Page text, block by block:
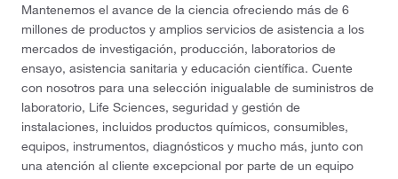
Mantenemos el avance de la ciencia ofreciendo más de 6
millones de productos y amplios servicios de asistencia a los
mercados de investigación, producción, laboratorios de
ensayo, asistencia sanitaria y educación científica. Cuente
con nosotros para una selección inigualable de suministros de
laboratorio, Life Sciences, seguridad y gestión de
instalaciones, incluidos productos químicos, consumibles,
equipos, instrumentos, diagnósticos y mucho más, junto con
una atención al cliente excepcional por parte de un equipo